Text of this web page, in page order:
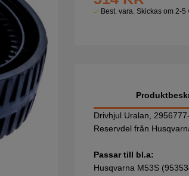
Best. vara. Skickas om 2-5
Drivhjul Uralan,
Reservdel från
Passar till bl.a:
Husqvarna M53S